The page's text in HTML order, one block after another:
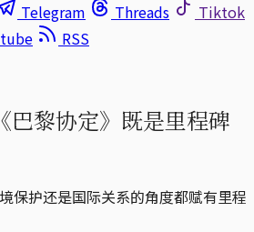
Telegram Threads
Tiktok
RSS
巴黎协定》既是里程碑
保护还是国际关系的角度都赋有里程